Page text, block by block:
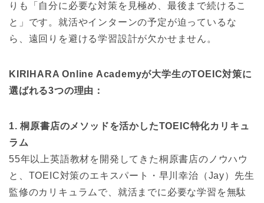
りも「自分に必要な対策を見極め、最後まで続けるこ
と」です。就活やインターンの予定が迫っているな
ら、遠回りを避ける学習設計が欠かせません。
KIRIHARA Online Academyが大学生のTOEIC対策に
選ばれる3つの理由：
1. 桐原書店のメソッドを活かしたTOEIC特化カリキュ
ラム
55年以上英語教材を開発してきた桐原書店のノウハウ
と、TOEIC対策のエキスパート・早川幸治（Jay）先生
監修のカリキュラムで、就活までに必要な学習を無駄